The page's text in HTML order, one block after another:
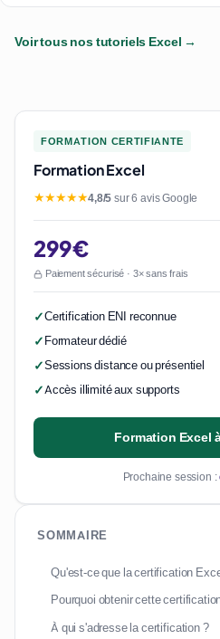
Voir tous nos tutoriels Excel →
FORMATION CERTIFIANTE
Formation Excel
★★★★★4,8/5sur 6 avis Google
299€
Paiement sécurisé · 3× sans frais
Certification ENI reconnue
Formateur dédié
Sessions distance ou présentiel
Accès illimité aux supports
Formation Excel
Prochaine session :
SOMMAIRE
Qu'est-ce que la certification
Pourquoi obtenir cette
À qui s'adresse la certification ?